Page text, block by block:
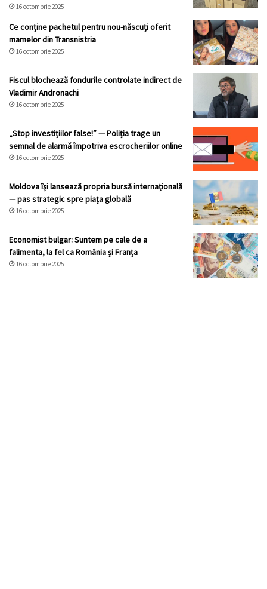
16 octombrie 2025
Ce conține pachetul pentru nou-născuți oferit
mamelor din Transnistria
16 octombrie 2025
Fiscul blochează fondurile controlate indirect de
Vladimir Andronachi
16 octombrie 2025
„Stop investițiilor false!” — Poliția trage un
semnal de alarmă împotriva escrocheriilor online
16 octombrie 2025
Moldova își lansează propria bursă internațională
— pas strategic spre piața globală
16 octombrie 2025
Economist bulgar: Suntem pe cale de a
falimenta, la fel ca România și Franța
16 octombrie 2025